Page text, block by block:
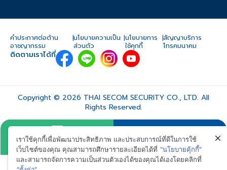
คำประกาศต่อต้าน
อาชญากรรม
|นโยบายความเป็น
ส่วนตัว
|นโยบายการ
ใช้คุกกี้
|สัญญาบริการ
โทรคมนาคม
ติดตามเราได้ที่
Copyright © 2026 THAI SECOM SECURITY CO., LTD. All
Rights Reserved.
LINE CALL
เราใช้คุกกี้เพื่อพัฒนาประสิทธิภาพ และประสบการณ์ที่ดีในการใช้
เว็บไซต์ของคุณ คุณสามารถศึกษารายละเอียดได้ที่ “นโยบายคุ้กกี้”
และสามารถจัดการความเป็นส่วนตัวเองได้ของคุณได้เองโดยคลิกที่